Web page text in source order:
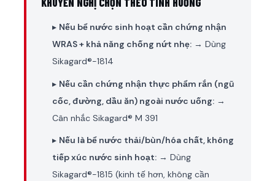
▸ Nếu bể nước sinh hoạt cần chứng nhận
WRAS + khả năng chống nứt nhẹ: → Dùng
Sikagard®-1814
▸ Nếu cần chứng nhận thực phẩm rắn (ngũ
cốc, đường, dầu ăn) ngoài nước uống: →
Cân nhắc Sikagard® M 391
▸ Nếu là bể nước thải/bùn/hóa chất, không
tiếp xúc nước sinh hoạt: → Dùng
Sikagard®-1815 (kinh tế hơn, không cần